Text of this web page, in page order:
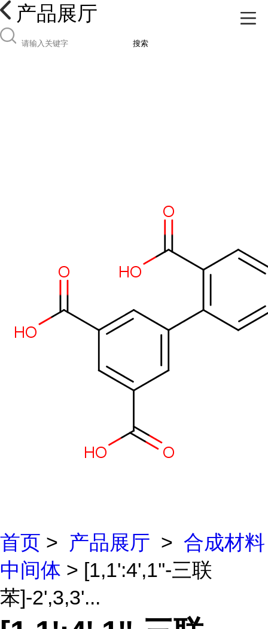
产品展厅
搜索
首页 > 产品展厅 > 合成材料
中间体 > [1,1':4',1''-三联
苯]-2',3,3'...